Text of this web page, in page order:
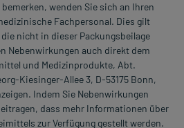
wenden Sie sich an Ihren
Fachpersonal. Dies gilt
nicht in dieser Packungsbeilage
Nebenwirkungen auch direkt dem
und Medizinprodukte, Abt.
Kiesinger-Allee 3, D-53175 Bonn,
Indem Sie Nebenwirkungen
dass mehr Informationen über
zur Verfügung gestellt werden.